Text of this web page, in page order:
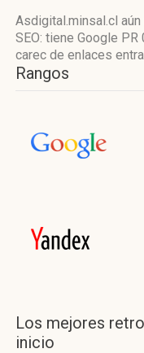
Asdigital.minsal.cl
SEO: tiene Google
carec de enlaces
Rangos
Los mejores
inicio